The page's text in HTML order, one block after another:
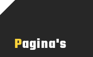
Pagina's